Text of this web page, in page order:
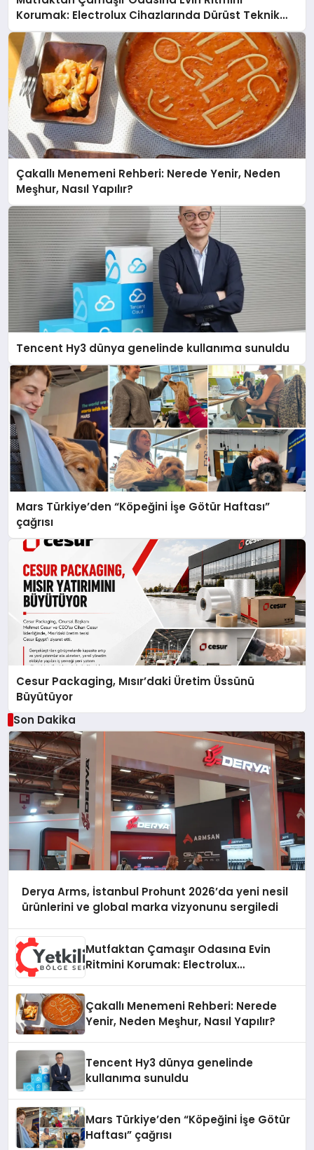
Korumak: Electrolux Cihazlarında Dürüst Teknik
Destek Deneyimi
Çakallı Menemeni Rehberi: Nerede Yenir, Neden
Meşhur, Nasıl Yapılır?
Tencent Hy3 dünya genelinde kullanıma sunuldu
Mars Türkiye’den “Köpeğini İşe Götür Haftası”
çağrısı
Cesur Packaging, Mısır’daki Üretim Üssünü
Büyütüyor
Son Dakika
Derya Arms, İstanbul Prohunt 2026’da yeni nesil
ürünlerini ve global marka vizyonunu sergiledi
Mutfaktan Çamaşır Odasına Evin
Ritmini Korumak: Electrolux
Çakallı Menemeni Rehberi: Nerede
Yenir, Neden Meşhur, Nasıl Yapılır?
Tencent Hy3 dünya genelinde
kullanıma sunuldu
Mars Türkiye’den “Köpeğini İşe Götür
Haftası” çağrısı